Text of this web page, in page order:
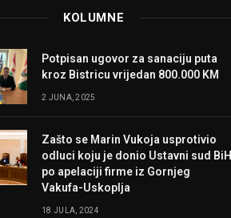
KOLUMNE
Potpisan ugovor za sanaciju puta
kroz Bistricu vrijedan 800.000 KM
2 JUNA, 2025
Zašto se Marin Vukoja usprotivio
odluci koju je donio Ustavni sud BiH
po apelaciji firme iz Gornjeg
Vakufa-Uskoplja
18 JULA, 2024